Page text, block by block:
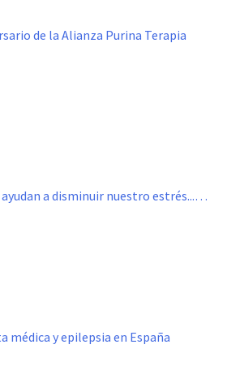
de la Alianza Purina Terapia
a disminuir nuestro estrés...…
médica y epilepsia en España